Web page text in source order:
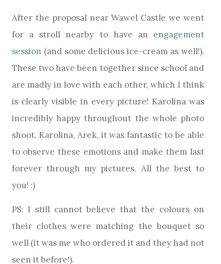
After the proposal near Wawel Castle we went
for a stroll nearby to have an engagement
session (and some delicious ice-cream as well!).
These two have been together since school and
are madly in love with each other, which I think
is clearly visible in every picture! Karolina was
incredibly happy throughout the whole photo
shoot. Karolina, Arek, it was fantastic to be able
to observe these emotions and make them last
forever through my pictures. All the best to
you! :)
PS: I still cannot believe that the colours on
their clothes were matching the bouquet so
well (it was me who ordered it and they had not
seen it before!).